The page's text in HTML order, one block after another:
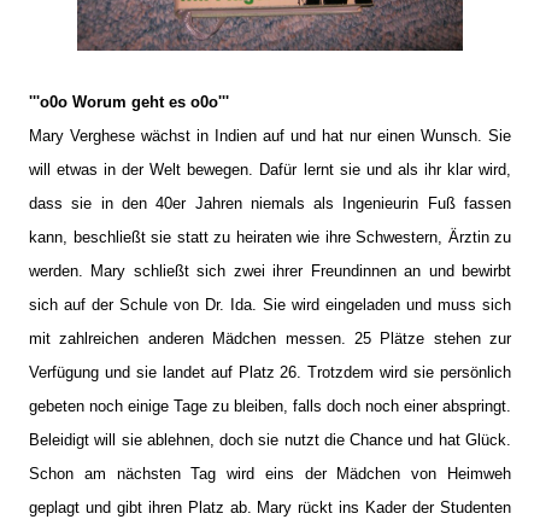
'''o0o Worum geht es o0o'''
Mary Verghese wächst in Indien auf und hat nur einen Wunsch. Sie
will etwas in der Welt bewegen. Dafür lernt sie und als ihr klar wird,
dass sie in den 40er Jahren niemals als Ingenieurin Fuß fassen
kann, beschließt sie statt zu heiraten wie ihre Schwestern, Ärztin zu
werden. Mary schließt sich zwei ihrer Freundinnen an und bewirbt
sich auf der Schule von Dr. Ida. Sie wird eingeladen und muss sich
mit zahlreichen anderen Mädchen messen. 25 Plätze stehen zur
Verfügung und sie landet auf Platz 26. Trotzdem wird sie persönlich
gebeten noch einige Tage zu bleiben, falls doch noch einer abspringt.
Beleidigt will sie ablehnen, doch sie nutzt die Chance und hat Glück.
Schon am nächsten Tag wird eins der Mädchen von Heimweh
geplagt und gibt ihren Platz ab. Mary rückt ins Kader der Studenten